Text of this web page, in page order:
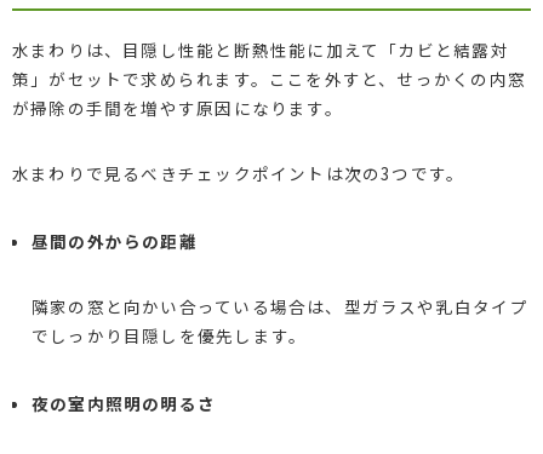
水まわりは、目隠し性能と断熱性能に加えて「カビと結露対
策」がセットで求められます。ここを外すと、せっかくの内窓
が掃除の手間を増やす原因になります。
水まわりで見るべきチェックポイントは次の3つです。
昼間の外からの距離
隣家の窓と向かい合っている場合は、型ガラスや乳白タイプ
でしっかり目隠しを優先します。
夜の室内照明の明るさ